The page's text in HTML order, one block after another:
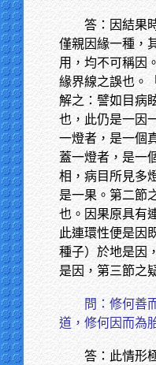
答：因結果
僅親因緣一種，
用，均不可稱因
緣界線之誤也。
解之：譬如目病
也，此仍是一因
一燈者，是一個
蓋一燈者，是一
相，病目所見多
是一果。第二節
也。因果原具有
此連環性便是因
種子）於地是因
是因，第三節之
問：修何善
道，修何因而為
答：此情形